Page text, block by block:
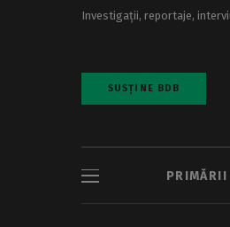
Investigații, reportaje,
SUSȚINE BDB
PRIMĂRII